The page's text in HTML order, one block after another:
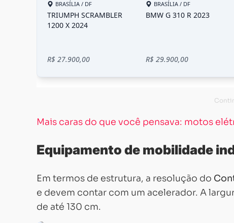
Mais caras do que você pensava: motos
Equipamento de mobilidade
Em termos de estrutura, a resolução do
e devem contar com um acelerador. A
de até 130 cm.